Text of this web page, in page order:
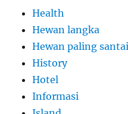
Health
Hewan langka
Hewan paling santai
History
Hotel
Informasi